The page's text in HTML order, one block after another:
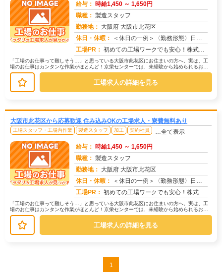
給与： 時給1,450 ～ 1,650円
職種： 製造スタッフ
勤務地： 大阪府 大阪市此花区
休日・休暇：
＜休日の一例＞〈勤務形態〉日勤〈休日〉土日★ＧＷ・夏季・冬季・年末年始休暇あり★有給休暇あり※配属先により休日・勤...
工場PR： 初めての工場ワークでも安心！株式会社京栄センターなら、全国各地の豊富なお仕事の中から、あなたにぴったりの環境が見つ...
「工場のお仕事って難しそう…」と思っている大阪市此花区にお住まいの方へ。実は、工
場のお仕事はカンタンな作業がほとんど！京栄センターでは、未経験から始められるお仕
事を多数ご紹介しています。たとえば...
工場求人の詳細を見る
大阪市此花区から応募歓迎 住み込みOKの工場求人・寮費無料あり
工場スタッフ・工場内作業 製造スタッフ 加工 契約社員 …全て表示
給与： 時給1,450 ～ 1,650円
職種： 製造スタッフ
勤務地： 大阪府 大阪市此花区
休日・休暇：
＜休日の一例＞〈勤務形態〉日勤〈休日〉土日★ＧＷ・夏季・冬季・年末年始休暇あり★有給休暇あり※配属先により休日・勤...
工場PR： 初めての工場ワークでも安心！株式会社京栄センターなら、全国各地の豊富なお仕事の中から、あなたにぴったりの環境が見つ...
「工場のお仕事って難しそう…」と思っている大阪市此花区にお住まいの方へ。実は、工
場のお仕事はカンタンな作業がほとんど！京栄センターでは、未経験から始められるお仕
事を多数ご紹介しています。たとえば...
工場求人の詳細を見る
1